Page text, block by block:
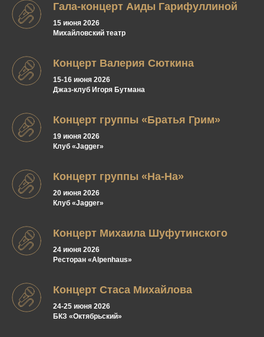
Гала-концерт Аиды Гарифуллиной
15 июня 2026
Михайловский театр
Концерт Валерия Сюткина
15-16 июня 2026
Джаз-клуб Игоря Бутмана
Концерт группы «Братья Грим»
19 июня 2026
Клуб «Jagger»
Концерт группы «На-На»
20 июня 2026
Клуб «Jagger»
Концерт Михаила Шуфутинского
24 июня 2026
Ресторан «Alpenhaus»
Концерт Стаса Михайлова
24-25 июня 2026
БКЗ «Октябрьский»